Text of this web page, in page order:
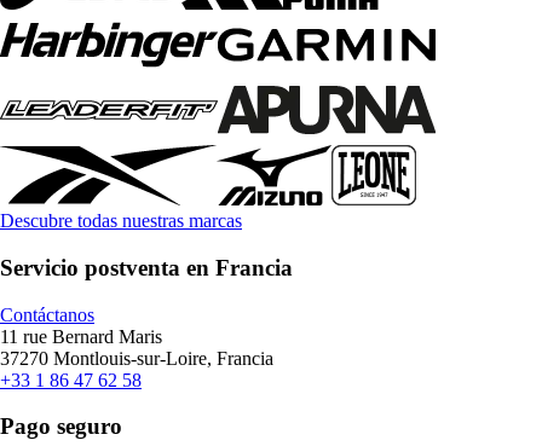
Descubre todas nuestras marcas
Servicio postventa en Francia
Contáctanos
11 rue Bernard Maris
37270 Montlouis-sur-Loire, Francia
+33 1 86 47 62 58
Pago seguro